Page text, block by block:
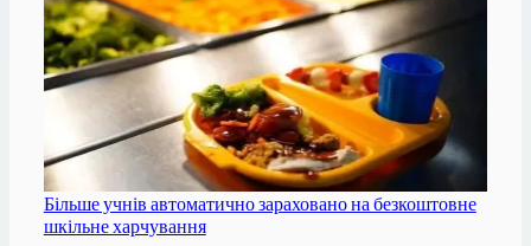
Більше учнів автоматично зараховано на безкоштовне
шкільне харчування